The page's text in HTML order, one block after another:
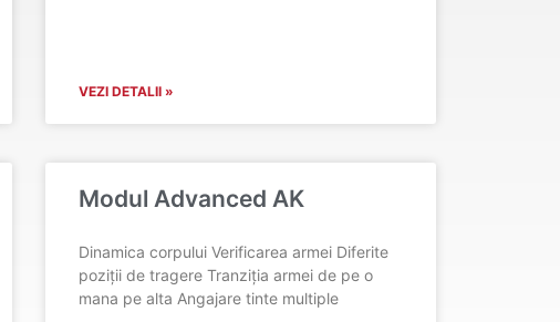
VEZI DETALII »
Modul Advanced AK
Dinamica corpului Verificarea armei Diferite
poziții de tragere Tranziția armei de pe o
mana pe alta Angajare tinte multiple